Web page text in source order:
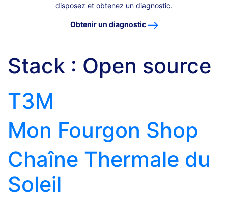
disposez et obtenez un diagnostic.
Obtenir un diagnostic
Stack : Open source
T3M
Mon Fourgon Shop
Chaîne Thermale du
Soleil